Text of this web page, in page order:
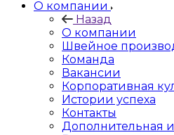
О компании
Назад
О компании
Швейное
Команда
Вакансии
Корпоративная
Истории успеха
Контакты
Дополнительная